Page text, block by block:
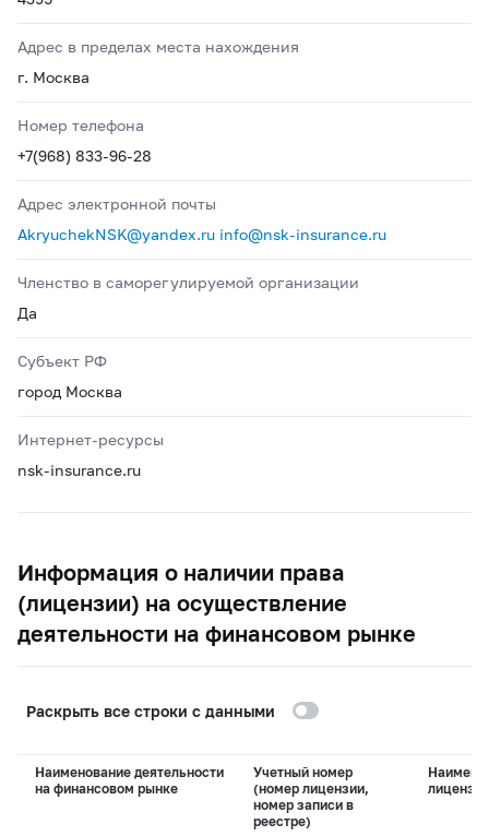
Адрес в пределах места нахождения
г. Москва
Номер телефона
+7(968) 833-96-28
Адрес электронной почты
AkryuchekNSK@yandex.ru info@nsk-insurance.ru
Членство в саморегулируемой организации
Да
Субъект РФ
город Москва
Интернет-ресурсы
nsk-insurance.ru
Информация о наличии права
(лицензии) на осуществление
деятельности на финансовом рынке
Раскрыть все строки с данными
Наименование деятельности
на финансовом рынке
Учетный номер
(номер лицензии,
номер записи в
реестре)
лицензии